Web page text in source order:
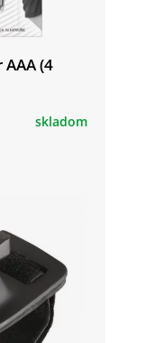
(4
skladom